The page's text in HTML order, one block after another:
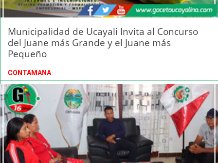
Municipalidad de Ucayali Invita al Concurso
del Juane más Grande y el Juane más
Pequeño
CONTAMANA